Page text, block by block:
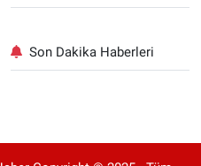
Son Dakika Haberleri